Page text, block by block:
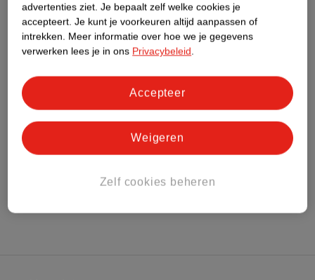
Impact Score.
Meer informatie
Bestel & Bezorginformatie
Bekijk ook
advertenties ziet. Je bepaalt zelf welke cookies je
accepteert. Je kunt je voorkeuren altijd aanpassen of
intrekken. Meer informatie over hoe we je gegevens
verwerken lees je in ons Privacybeleid.
Zelf cookies beheren
Weigeren
Accepteer